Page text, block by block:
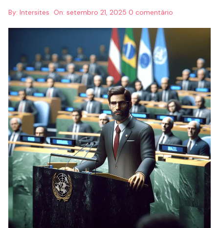
By: Intersites On:setembro 21, 2025 0 comentário